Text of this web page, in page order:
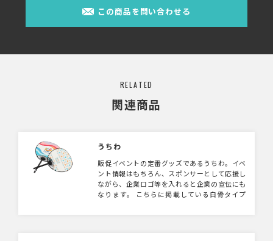
この商品を問い合わせる
RELATED
関連商品
うちわ
販促イベントの定番グッズであるうちわ。イベ
ント情報はもちろん、スポンサーとして応援し
ながら、企業ロゴ等を入れると企業の宣伝にも
なります。 こちらに掲載している白骨タイプ